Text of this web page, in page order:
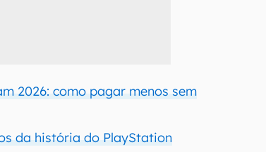
2026: como pagar menos sem
da história do PlayStation